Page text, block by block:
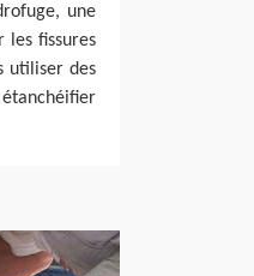
une
les fissures
utiliser des